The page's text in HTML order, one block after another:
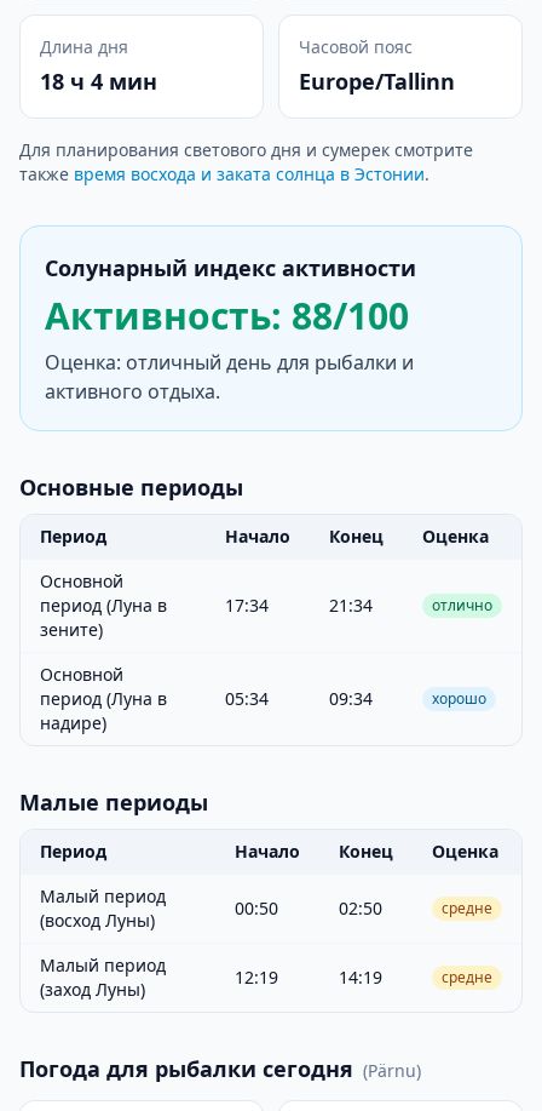
Длина дня
18 ч 4 мин
Часовой пояс
Europe/Tallinn
Для планирования светового дня и сумерек смотрите
также время восхода и заката солнца в Эстонии.
Солунарный индекс активности
Активность: 88/100
Оценка: отличный день для рыбалки и
активного отдыха.
Основные периоды
Период Начало Конец
Оценка
Основной
период (Луна в
зените)
17:34 21:34 отлично
Основной
период (Луна в
надире)
05:34 09:34 хорошо
Малые периоды
Период Начало Конец
Оценка
Малый период
(восход Луны)
00:50 02:50 средне
Малый период
(заход Луны)
12:19 14:19 средне
Погода для рыбалки сегодня (Pärnu)